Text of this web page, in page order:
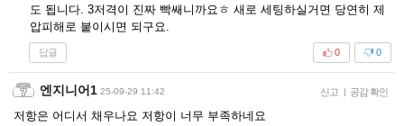
도 됩니다. 3저격이 진짜 빡쌔니까요ㅎ 새로 세팅하실거면 당연히 제
압피해로 붙이시면 되구요.
답글 0
0
엔지니어1 25-09-29 11:42 신고 | 공감 확인
저항은 어디서 채우나요 저항이 너무 부족하네요